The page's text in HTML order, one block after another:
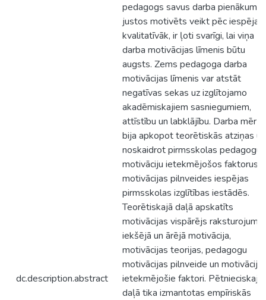
dc.description.abstract
pedagogs savus darba pienākumus
justos motivēts veikt pēc iespējas
kvalitatīvāk, ir ļoti svarīgi, lai viņa
darba motivācijas līmenis būtu
augsts. Zems pedagoga darba
motivācijas līmenis var atstāt
negatīvas sekas uz izglītojamo
akadēmiskajiem sasniegumiem,
attīstību un labklājību. Darba
bija apkopot teorētiskās atziņas un
noskaidrot pirmsskolas pedagogu
motivāciju ietekmējošos faktorus
motivācijas pilnveides iespējas
pirmsskolas izglītības iestādēs.
Teorētiskajā daļā apskatīts
motivācijas vispārējs raksturojums,
iekšējā un ārējā motivācija,
motivācijas teorijas, pedagogu
motivācijas pilnveide un motivāciju
ietekmējošie faktori. Pētnieciskajā
daļā tika izmantotas empīriskās